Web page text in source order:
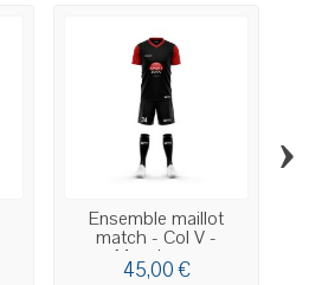
Ensemble maillot
match - Col V -
Manches...
45,00 €
›